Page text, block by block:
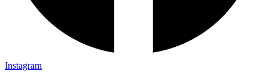
Instagram